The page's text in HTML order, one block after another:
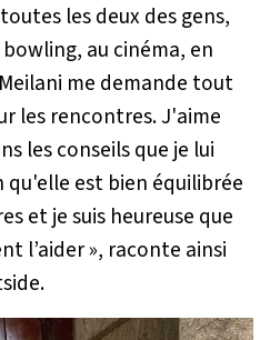
les deux des gens,
au cinéma, en
me demande tout
les rencontres. J'aime
les conseils que je lui
est bien équilibrée
et je suis heureuse que
l’aider», raconte ainsi